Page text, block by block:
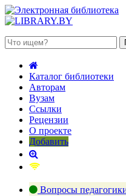
Каталог библиотеки
Авторам
Вузам
Ссылки
Рецензии
О проекте
Добавить
Вопросы